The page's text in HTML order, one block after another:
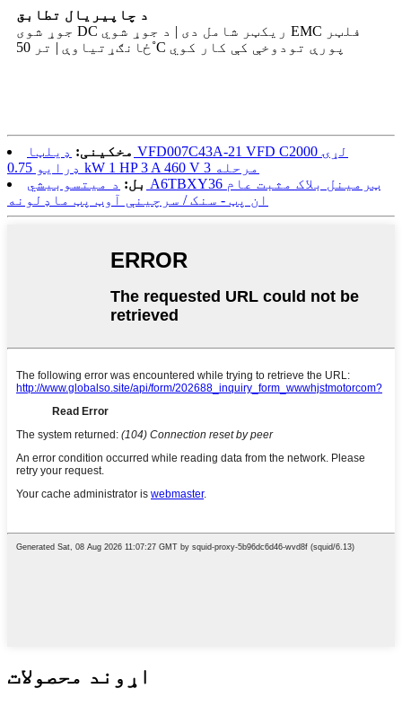
د چاپیریال تطابق
جوړ شوی DC ریکټر شامل دی | د جوړ شوي EMC فلټر
ځانګړتیاوې | تر 50˚C پورې تودوخې کې کار کوي
مخکینی: ډیلټا VFD007C43A-21 VFD C2000 لړۍ
ډرایو 0.75 kW 1 HP 3 A 460 V 3 مرحله
بل: د میتسوبیشي A6TBXY36 ټرمینل بلاک مثبت عام
ان پټ - سنک / سرچینې آوټ پټ ماډلونه
اړوند محصولات